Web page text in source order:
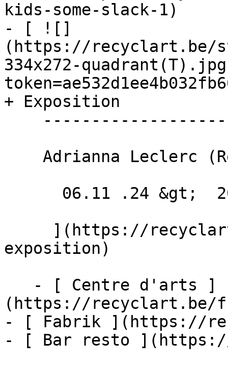
kids-some-slack-1)
- [ ![]
(https://recyclart.be/
334x272-
+ Exposition
exposition)
(https://recyclart.be/
- [ Fabrik ](https://
- [ Bar resto